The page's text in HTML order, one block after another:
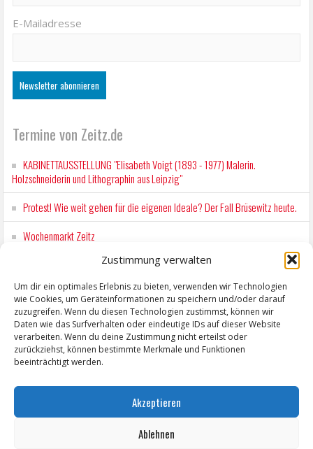
Zustimmung verwalten
Um dir ein optimales Erlebnis zu bieten, verwenden wir Technologien
wie Cookies, um Geräteinformationen zu speichern und/oder darauf
zuzugreifen. Wenn du diesen Technologien zustimmst, können wir
Daten wie das Surfverhalten oder eindeutige IDs auf dieser Website
verarbeiten. Wenn du deine Zustimmung nicht erteilst oder
zurückziehst, können bestimmte Merkmale und Funktionen
beeinträchtigt werden.
Akzeptieren
Ablehnen
E-Mailadresse
Termine von Zeitz.de
KABINETTAUSSTELLUNG "Elisabeth Voigt (1893 - 1977) Malerin.
Holzschneiderin und Lithographin aus Leipzig"
Protest! Wie weit gehen für die eigenen Ideale? Der Fall Brüsewitz heute.
Wochenmarkt Zeitz
EINFACH LESEN im August 2026 H.P. Richter - DAMALS WAR ES FRIEDRICH
Workshop für Kinder: Stop-Motion mit LEGO® & Robotik